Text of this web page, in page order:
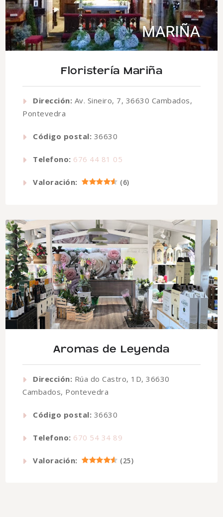
Floristería Mariña
Dirección: Av. Sineiro, 7, 36630 Cambados,
Pontevedra
Código postal: 36630
Telefono: 676 44 81 05
Valoración: (6)
Aromas de Leyenda
Dirección: Rúa do Castro, 1D, 36630
Cambados, Pontevedra
Código postal: 36630
Telefono: 670 54 34 89
Valoración: (25)